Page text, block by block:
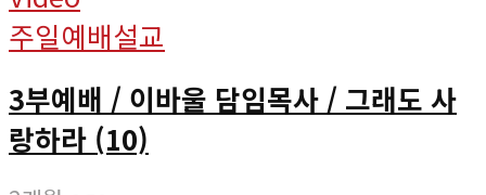
주일예배설교
3부예배 / 이바울 담임목사 / 그래도 사
랑하라 (10)